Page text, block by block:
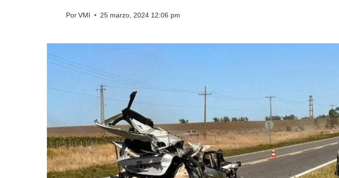
Por VMI 25 marzo, 2024 12:06 pm